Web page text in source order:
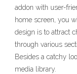
addon with user-
home screen, you
design is to attract
through various
Besides a catchy
media library.